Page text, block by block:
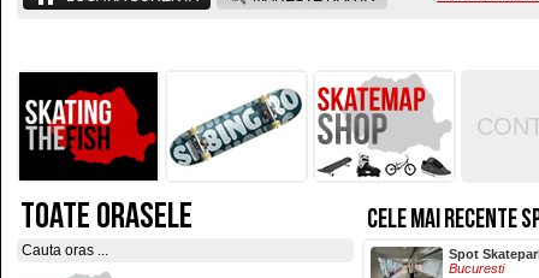
TOATE ORASELE CELE MAI RECENTE
Hala Centrala
Iasi
Spot
Bucuresti